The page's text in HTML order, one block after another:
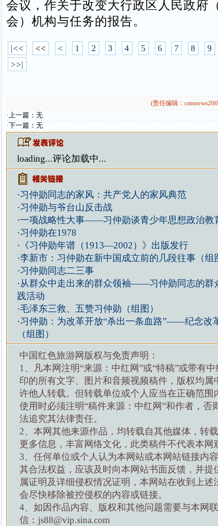
会议，作关于改变大行政区人民政府
会）机构与任务的报告。
|<< << < 1 2 3 4 5 6 7 8
9
>>|
(责任编辑：
·上一篇：无
·下一篇：无
loading...评论加载中...
·习仲勋同志的家风：共产党人的家风典范
·习仲勋与爷台山反击战
·一项战略性大事——习仲勋谈青少年思想政治教
·习仲勋在1978
· 《习仲勋年谱（1913—2002）》出版发行
·李新市：习仲勋在新中国成立前的几段往事（组
·习仲勋同志二三事
·从群众中走出来的群众领袖——习仲勋同志的群
践活动
·毛泽东三救、五赞习仲勋（组图）
·习仲勋：为改革开放“杀出一条血路”——纪念改
（组图）
中国红色旅游网版权与免责声明：
1、凡本网注明“来源：中红网”或“特稿”或带有
印的所有文字、图片和音频视频稿件，版权均属
许他人转载。但转载单位或个人应当在正确范围
使用时必须注明“稿件来源：中红网”和作者，否
法追究其法律责任。
2、本网其他来源作品，均转载自其他媒体，转
更多信息，丰富网络文化，此类稿件不代表本网
3、任何单位或个人认为本网站或本网站链接内
其合法权益，应该及时向本网站书面反馈，并提
属证明及详细侵权情况证明，本网站在收到上述
会尽快移除被控侵权的内容或链接。
4、如因作品内容、版权和其他问题需要与本网
信：js88@vip.sina.com